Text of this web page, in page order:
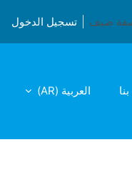
ضيف تسجيل الدخول
العربية ‎(AR)‎